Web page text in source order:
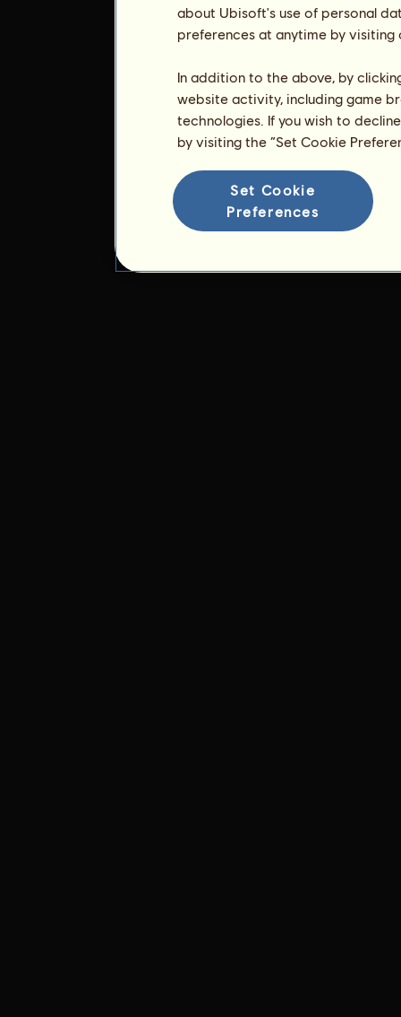
about Ubisoft's use of personal
preferences at anytime by
In addition to the above, by
website activity, including game
technologies. If you wish to
by visiting the “Set Cookie
Set Cookie
Preferences